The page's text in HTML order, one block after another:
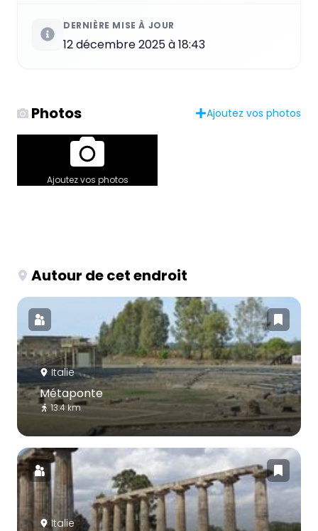
DERNIÈRE MISE À JOUR
12 décembre 2025 à 18:43
Photos Ajoutez vos photos
Ajoutez vos photos
Autour de cet endroit
Italie
Métaponte
13.4 km
Italie